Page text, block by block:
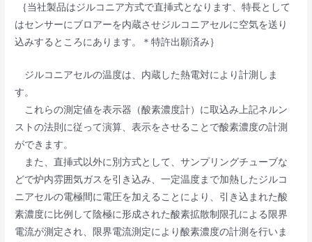
｛当社製品はジルコニア方式で直挿式となります、特長として
はセンサーにブロアーを内蔵させジルコニアセルに空気を送り
込みするところにあります。＊特許出願済み｝
ジルコニアセルの温度は、内蔵した熱電対により計測しま
す。
これらの測定値を表示器（酸素濃度計）に取込み上記ネルン
ストの法則に従って演算、表示をさせることで酸素濃度の計測
ができます。
また、直挿式以外に別方式として、サンプリングチューブな
どで炉内雰囲気ガスを引き込み、一定温度まで加熱したジルコ
ニアセルの電極間に電圧を加えることにより、引き込まれた酸
素濃度に比例して陰極に形成された酸素拡散制限孔による限界
電流が測定され、限界電流測定により酸素濃度の計測を行いま